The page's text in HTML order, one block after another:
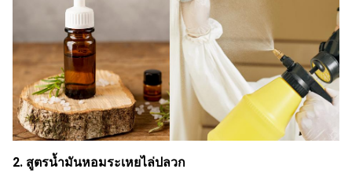
2. สูตรน้ำมันหอมระเหยไล่ปลวก